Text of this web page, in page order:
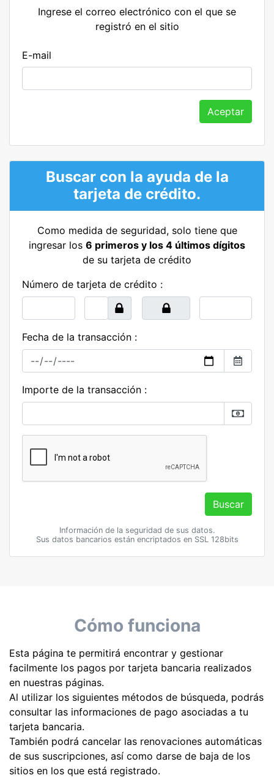
Ingrese el correo electrónico con el que se
registró en el sitio
E-mail
Aceptar
Buscar con la ayuda de la
tarjeta de crédito.
Como medida de seguridad, solo tiene que
ingresar los 6 primeros y los 4 últimos dígitos
de su tarjeta de crédito
Número de tarjeta de crédito :
Fecha de la transacción :
Importe de la transacción :
Buscar
Información de la seguridad de sus datos.
Sus datos bancarios están encriptados en SSL 128bits
Cómo funciona
Esta página te permitirá encontrar y gestionar
facilmente los pagos por tarjeta bancaria realizados
en nuestras páginas.
Al utilizar los siguientes métodos de búsqueda, podrás
consultar las informaciones de pago asociadas a tu
tarjeta bancaria.
También podrá cancelar las renovaciones automáticas
de sus suscripciones, así como darse de baja de los
sitios en los que está registrado.